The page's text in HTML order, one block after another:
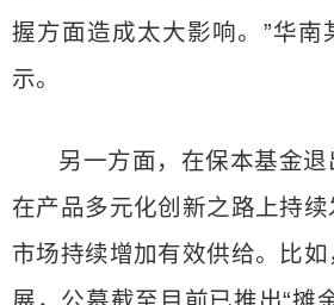
握方面造成太大影响。”华南
示。
另一方面，在保本基金
在产品多元化创新之路上持
市场持续增加有效供给。比